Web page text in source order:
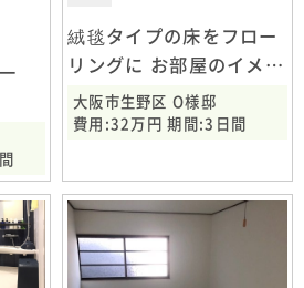
絨毯タイプの床をフロー
リングに お部屋のイメー
ジを一新
大阪市生野区 O様邸
費用:32万円 期間:3日間